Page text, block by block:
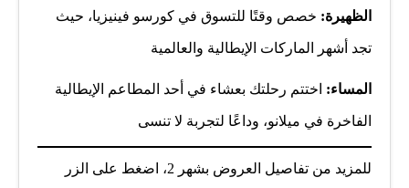
الظهيرة: خصص وقتًا للتسوق في كورسو فينيزيا، حيث
تجد أشهر الماركات الإيطالية والعالمية
المساء: اختتم رحلتك بعشاء في أحد المطاعم الإيطالية
الفاخرة في ميلانو، وداعًا لتجربة لا تنسى
للمزيد من تفاصيل العروض بشهر 2، اضغط على الزر